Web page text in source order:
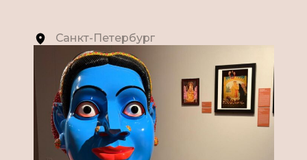
Санкт-Петербург